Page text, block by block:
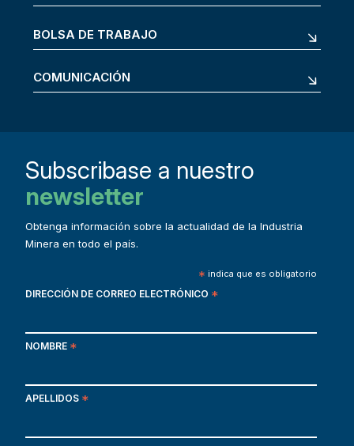
BOLSA DE TRABAJO
COMUNICACIÓN
Subscribase a nuestro
newsletter
Obtenga información sobre la actualidad de la Industria
Minera en todo el país.
* indica que es obligatorio
DIRECCIÓN DE CORREO ELECTRÓNICO *
NOMBRE *
APELLIDOS *